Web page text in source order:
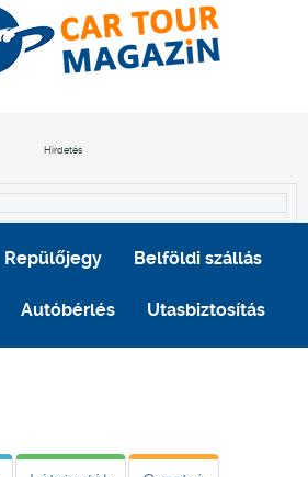
Hirdetés
Repülőjegy Belföldi szállás
Autóbérlés Utasbiztosítás